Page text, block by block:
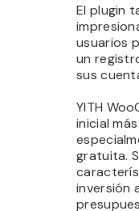
El plugin
usuarios
un
sus
YITH
inicial
gratuita.
inversión